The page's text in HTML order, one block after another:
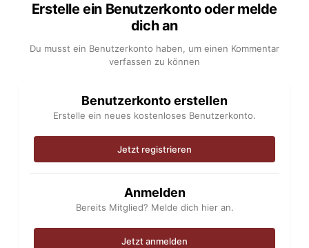
Erstelle ein Benutzerkonto oder melde
dich an
Du musst ein Benutzerkonto haben, um einen Kommentar
verfassen zu können
Benutzerkonto erstellen
Erstelle ein neues kostenloses Benutzerkonto.
Jetzt registrieren
Anmelden
Bereits Mitglied? Melde dich hier an.
Jetzt anmelden